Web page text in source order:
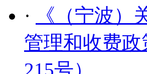
·
《（宁波
管理和收费